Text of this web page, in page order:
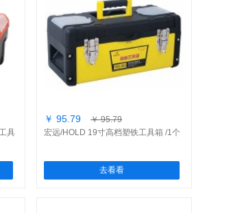
具
￥ 95.79
￥ 95.79
宏远/HOLD 19寸高档塑铁工具箱 /1个
去看看